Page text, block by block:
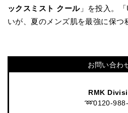
ックスミスト クール」を投入。
いが、夏のメンズ肌を最強に保つ
お問い合わ
RMK
➿0120-